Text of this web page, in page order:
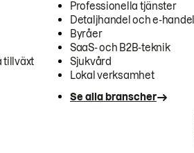
tillväxt
Professionella tjänster
Detaljhandel och e-handel
Byråer
SaaS- och B2B-teknik
Sjukvård
Lokal verksamhet
Se alla branscher